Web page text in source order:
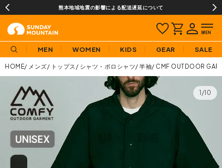
熊本地域地震の影響による配送遅延について
MEN WOMEN KIDS GEAR SALE
HOME メンズ トップス シャツ・ポロシャツ 半袖 CMF OUTDOOR
1/10